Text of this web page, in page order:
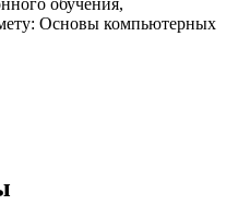
обучения,
Основы компьютерных